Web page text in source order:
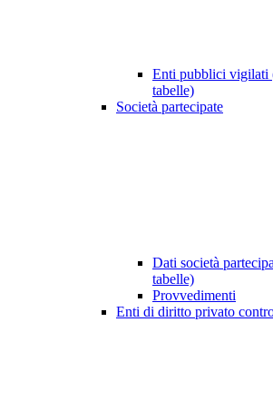
Enti pubblici vigilati
tabelle)
Società partecipate
Dati società
tabelle)
Provvedimenti
Enti di diritto privato